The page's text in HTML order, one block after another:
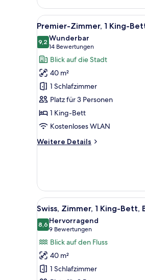
Zimmer,
2 Doppelbetten,
Balkon,
Hafenblick
Alle
Fotos
für
Premier-
Zimmer,
1 King-
Bett,
Balkon,
Stadtblick
anzeigen
7
Premier-Zimmer, 1 King-
9,29,2 von 10
Wunderbar
14 Bewertungen
(14
Bewertungen)
Blick auf die Stadt
40 m²
1 Schlafzimmer
Platz für 3 Personen
1 King-Bett
Kostenloses WLAN
Weitere Details
Weitere
1 King-
Bett,
Balkon,
Stadtblick
Alle
Fotos
für
Swiss,
Zimmer,
1 King-
Bett,
5
Swiss, Zimmer, 1 King-Bett,
8,68,6 von 10
Hervorragend
9 Bewertungen
(9
Bewertungen)
Blick auf den Fluss
40 m²
1 Schlafzimmer